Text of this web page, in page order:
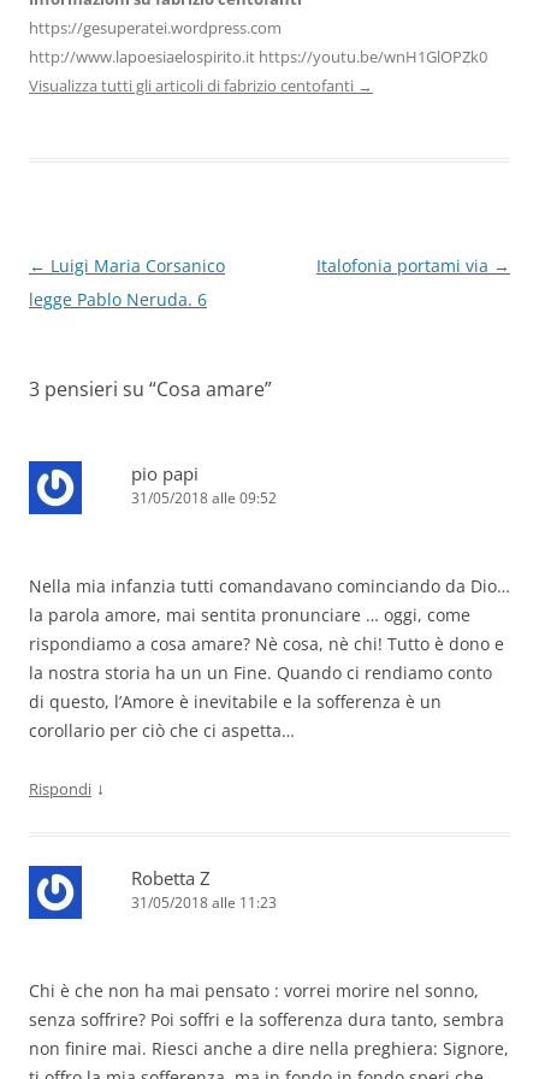
https://gesuperatei.wordpress.com
http://www.lapoesiaelospirito.it https://youtu.be/wnH1GlOPZk0
Visualizza tutti gli articoli di fabrizio centofanti →
Navigazione
articolo
← Luigi Maria Corsanico
legge Pablo Neruda. 6
Italofonia portami via →
3 pensieri su “Cosa amare”
pio papi
31/05/2018 alle 09:52
Nella mia infanzia tutti comandavano cominciando da Dio…
la parola amore, mai sentita pronunciare … oggi, come
rispondiamo a cosa amare? Nè cosa, nè chi! Tutto è dono e
la nostra storia ha un un Fine. Quando ci rendiamo conto
di questo, l’Amore è inevitabile e la sofferenza è un
corollario per ciò che ci aspetta…
Rispondi ↓
Robetta Z
31/05/2018 alle 11:23
Chi è che non ha mai pensato : vorrei morire nel sonno,
senza soffrire? Poi soffri e la sofferenza dura tanto, sembra
non finire mai. Riesci anche a dire nella preghiera: Signore,